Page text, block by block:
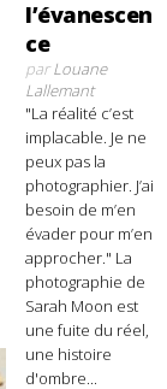
l’évanescen
ce
parLouane
Lallemant
"La réalité c’est
implacable. Je ne
peux pas la
photographier. J’ai
besoin de m’en
évader pour m’en
approcher." La
photographie de
Sarah Moon est
une fuite du réel,
une histoire
d'ombre...